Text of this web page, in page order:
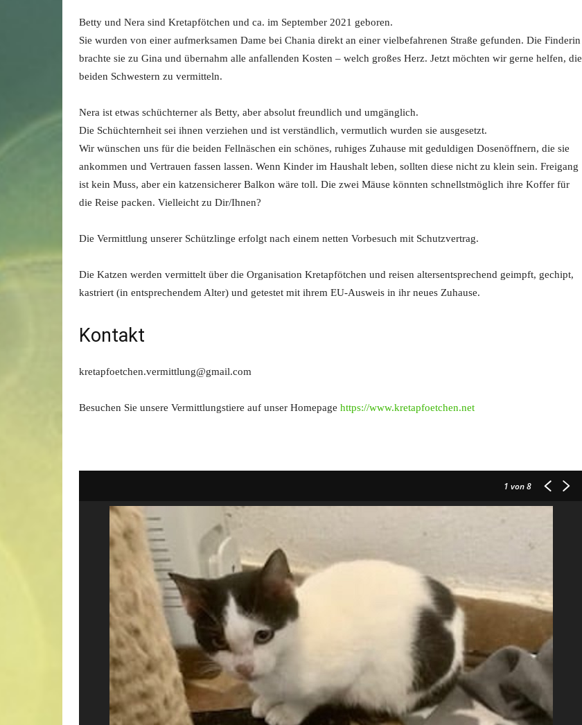
Betty und Nera sind Kretapfötchen und ca. im September 2021 geboren.
Sie wurden von einer aufmerksamen Dame bei Chania direkt an einer vielbefahrenen Straße gefunden. Die Finderin
brachte sie zu Gina und übernahm alle anfallenden Kosten – welch großes Herz. Jetzt möchten wir gerne helfen, die
beiden Schwestern zu vermitteln.
Nera ist etwas schüchterner als Betty, aber absolut freundlich und umgänglich.
Die Schüchternheit sei ihnen verziehen und ist verständlich, vermutlich wurden sie ausgesetzt.
Wir wünschen uns für die beiden Fellnäschen ein schönes, ruhiges Zuhause mit geduldigen Dosenöffnern, die sie
ankommen und Vertrauen fassen lassen. Wenn Kinder im Haushalt leben, sollten diese nicht zu klein sein. Freigang
ist kein Muss, aber ein katzensicherer Balkon wäre toll. Die zwei Mäuse könnten schnellstmöglich ihre Koffer für
die Reise packen. Vielleicht zu Dir/Ihnen?
Die Vermittlung unserer Schützlinge erfolgt nach einem netten Vorbesuch mit Schutzvertrag.
Die Katzen werden vermittelt über die Organisation Kretapfötchen und reisen altersentsprechend geimpft, gechipt,
kastriert (in entsprechendem Alter) und getestet mit ihrem EU-Ausweis in ihr neues Zuhause.
Kontakt
kretapfoetchen.vermittlung@gmail.com
Besuchen Sie unsere Vermittlungstiere auf unser Homepage https://www.kretapfoetchen.net
1 von 8